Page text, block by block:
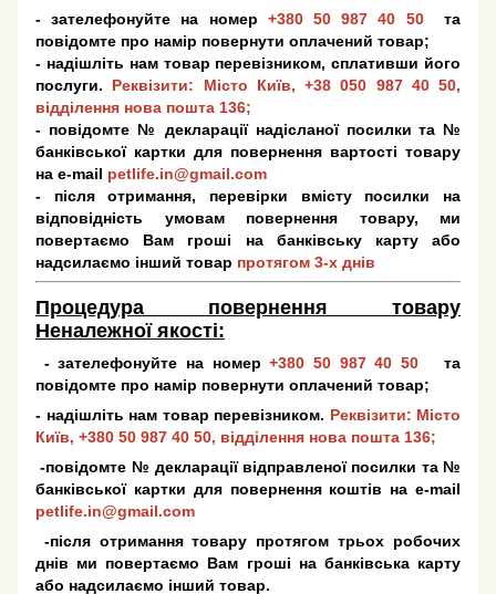
- зателефонуйте на номер +380 50 987 40 50
та
повідомте про намір повернути оплачений товар;
- надішліть нам товар перевізником, сплативши його
послуги. Реквізити: Місто Київ, +38 050 987 40 50,
відділення нова пошта 136;
- повідомте № декларації надісланої посилки та №
банківської картки для повернення вартості товару
на e-mail petlife.in@gmail.com
- після отримання, перевірки вмісту посилки на
відповідність умовам повернення товару, ми
повертаємо Вам гроші на банківську карту або
надсилаємо інший товар протягом 3-х днів
Процедура повернення товару
Неналежної якості:
- зателефонуйте на номер +380 50 987 40 50
та
повідомте про намір повернути оплачений товар;
- надішліть нам товар перевізником. Реквізити: Місто
Київ, +380 50 987 40 50, відділення нова пошта 136;
-повідомте № декларації відправленої посилки та №
банківської картки для повернення коштів на e-mail
petlife.in@gmail.com
-після отримання товару протягом трьох робочих
днів ми повертаємо Вам гроші на банківська карту
або надсилаємо інший товар.